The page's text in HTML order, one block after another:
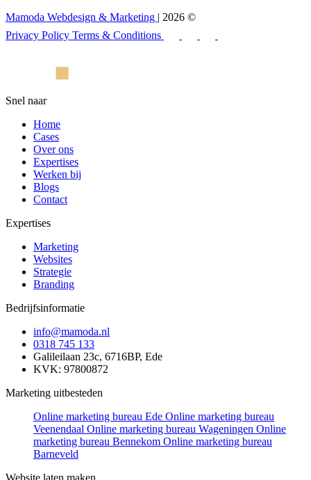
Mamoda Webdesign & Marketing | 2026 ©
Privacy Policy Terms & Conditions
Snel naar
Home
Cases
Over ons
Expertises
Werken bij
Blogs
Contact
Expertises
Marketing
Websites
Strategie
Branding
Bedrijfsinformatie
info@mamoda.nl
0318 745 133
Galileilaan 23c, 6716BP, Ede
KVK: 97800872
Marketing uitbesteden
Online marketing bureau Ede Online marketing bureau
Veenendaal Online marketing bureau Wageningen Online
marketing bureau Bennekom Online marketing bureau
Barneveld
Website laten maken